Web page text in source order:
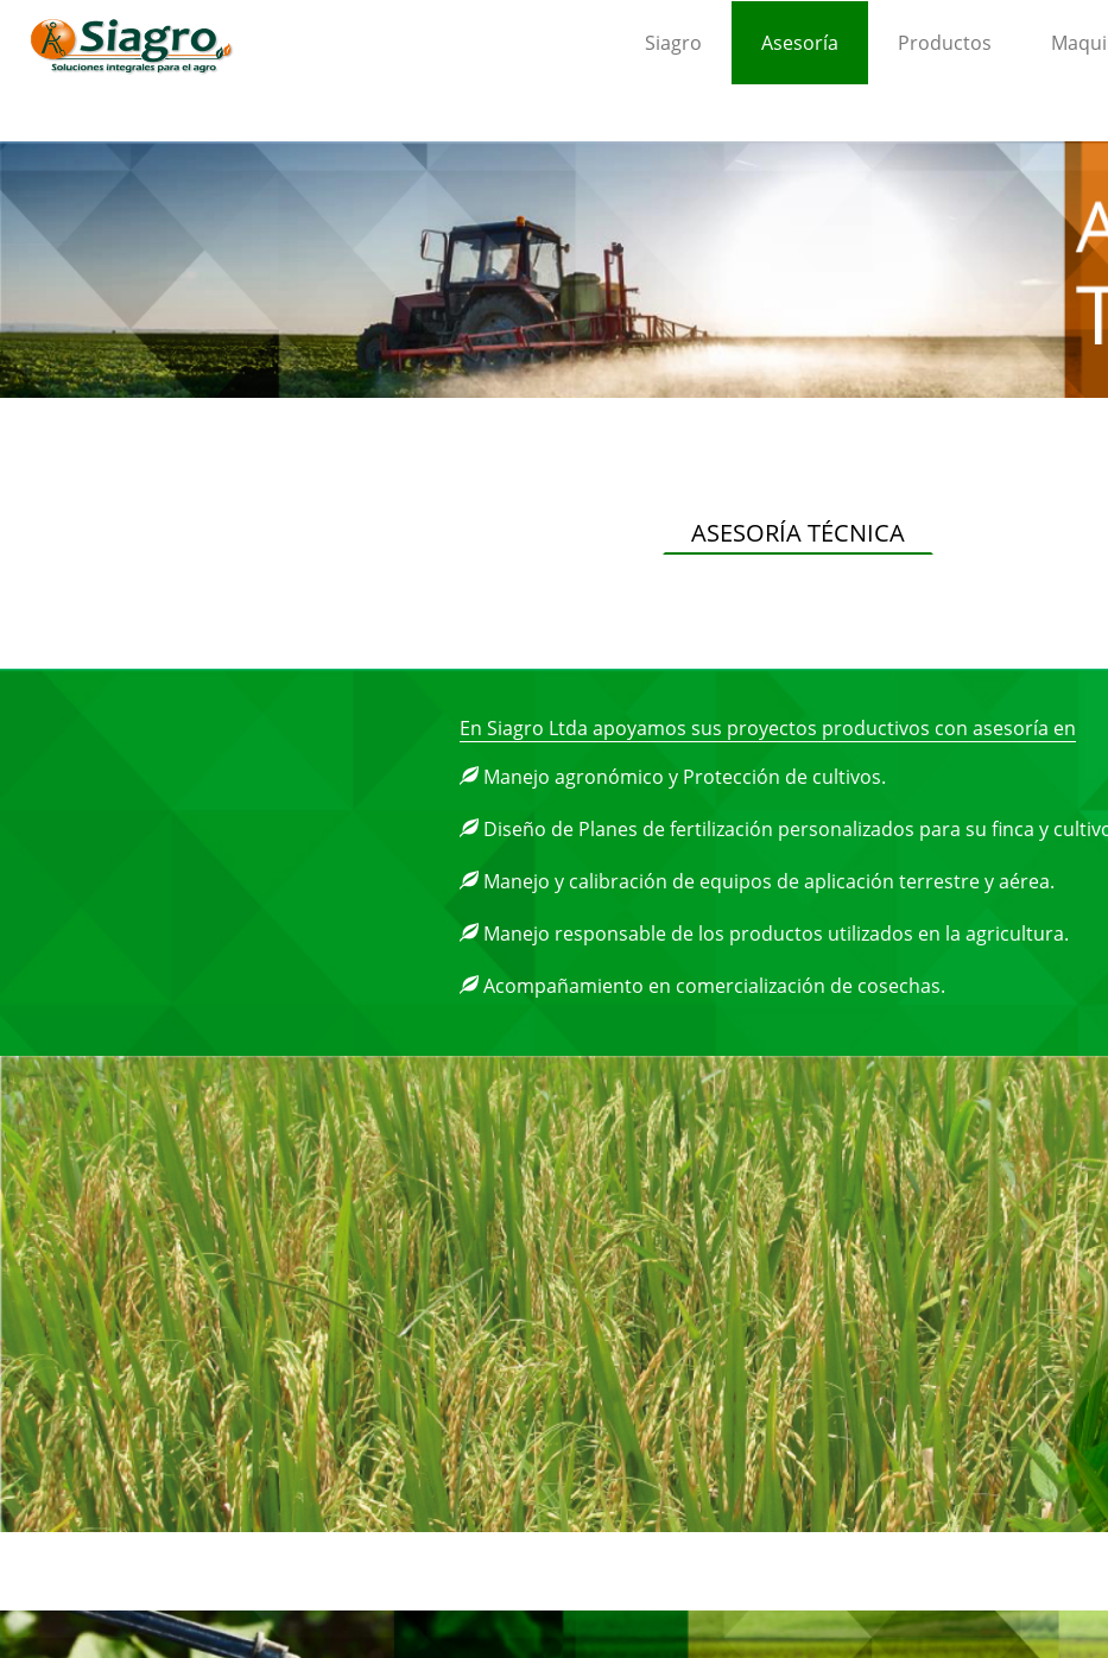
Siagro Asesoría Productos
ASESORÍA TÉCNICA
En Siagro Ltda apoyamos sus proyectos productivos con asesoría en
Manejo agronómico y Protección de cultivos.
Diseño de Planes de fertilización personalizados para su finca y
Manejo y calibración de equipos de aplicación terrestre y aérea.
Manejo responsable de los productos utilizados en la agricultura.
Acompañamiento en comercialización de cosechas.